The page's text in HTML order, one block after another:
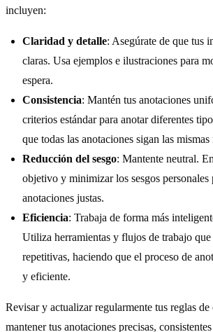
incluyen:
Claridad y detalle: Asegúrate de que tus
claras. Usa ejemplos e ilustraciones para
espera.
Consistencia: Mantén tus anotaciones
criterios estándar para anotar diferentes
que todas las anotaciones sigan las mismas
Reducción del sesgo: Mantente neutral.
objetivo y minimizar los sesgos personales
anotaciones justas.
Eficiencia: Trabaja de forma más
Utiliza herramientas y flujos de trabajo que
repetitivas, haciendo que el proceso de
y eficiente.
Revisar y actualizar regularmente tus reglas de
mantener tus anotaciones precisas,